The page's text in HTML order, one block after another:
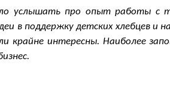
услышать про опыт работы с
в поддержку детских хлебцев и
интересны. Наиболее